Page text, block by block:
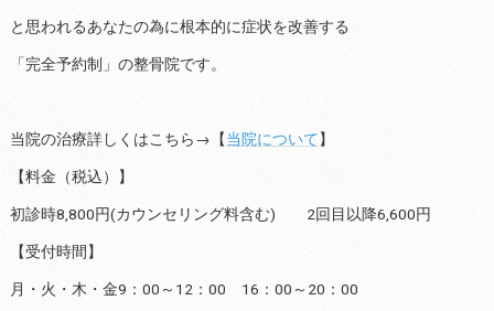
と思われるあなたの為に根本的に症状を改善する
「完全予約制」の整骨院です。
当院の治療詳しくはこちら→【当院について】
【料金（税込）】
初診時8,800円(カウンセリング料含む) 2回目以降6,600円
【受付時間】
月・火・木・金9：00～12：00 16：00～20：00